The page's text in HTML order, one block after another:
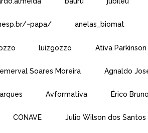
~papa/ anelas_biomat
luizgozzo Ativa Parkinson
Soares Moreira Agnaldo
Avformativa Érico
CONAVE Julio Wilson dos Santos